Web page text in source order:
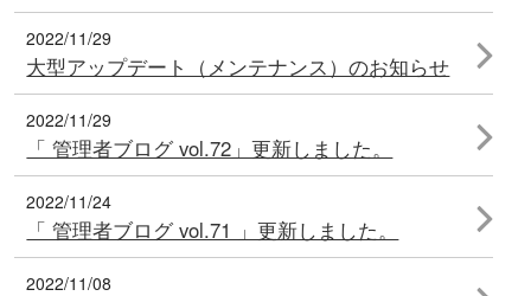
2022/11/29
大型アップデート（メンテナンス）のお知らせ
2022/11/29
「 管理者ブログ vol.72」更新しました。
2022/11/24
「 管理者ブログ vol.71 」更新しました。
2022/11/08